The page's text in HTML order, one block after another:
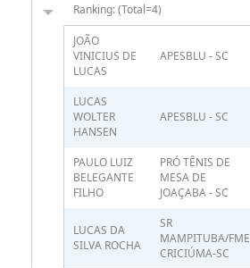
Ranking: (Total=4)
JOÃO
VINICIUS DE
LUCAS
APESBLU - SC
LUCAS
WOLTER
HANSEN
APESBLU - SC
PAULO LUIZ
BELEGANTE
FILHO
PRÓ TÊNIS DE
MESA DE
JOAÇABA - SC
LUCAS DA
SILVA ROCHA
SR
MAMPITUBA/FME
CRICIÚMA-SC